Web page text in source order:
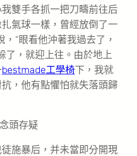
雙手各抓一把刀疇前往后
氣球一樣，曾經放倒了一
“眼看他沖著我過去了，
了，就迎上往。由於地上
bestmade工學椅下，我就
，他有點懼怕就失落頭歸
頭存疑
施暴后，并未當即分開現